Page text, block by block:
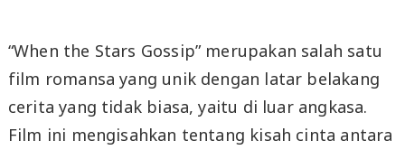
“When the Stars Gossip” merupakan salah satu
film romansa yang unik dengan latar belakang
cerita yang tidak biasa, yaitu di luar angkasa.
Film ini mengisahkan tentang kisah cinta antara